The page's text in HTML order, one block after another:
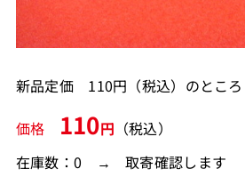
新品定価 110円（税込）のところ
価格 110円 （税込）
在庫数：0 → 取寄確認します